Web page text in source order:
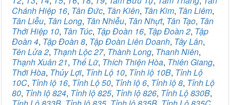
Chánh Hiệp 16, Tân Đức, Tân Kiên, Tân Kim, Tân Liêm,
Tân Liễu, Tân Long, Tân Nhiễu, Tân Nhựt, Tân Tạo, Tân
Thới Hiệp 10, Tân Túc, Tập Đoàn 16, Tập Đoàn 2, Tập
Đoàn 4, Tập Đoàn 8, Tập Đoàn Liên Doanh, Tây Lân,
Tên Lửa 2, Thạnh Lộc 27, Thành Long, Thanh Niên,
Thạnh Xuân 21, Thế Lữ, Thích Thiện Hòa, Thiên Giang,
Thới Hòa, Thủy Lợi, Tỉnh Lộ 10, Tỉnh lộ 10B, Tỉnh Lộ
10C, Tỉnh lộ 16, Tỉnh Lộ 50, Tỉnh lộ 6, Tỉnh lộ 8, Tỉnh Lộ
80, Tỉnh lộ 824, Tỉnh lộ 825, Tỉnh lộ 826, Tỉnh Lộ 830B,